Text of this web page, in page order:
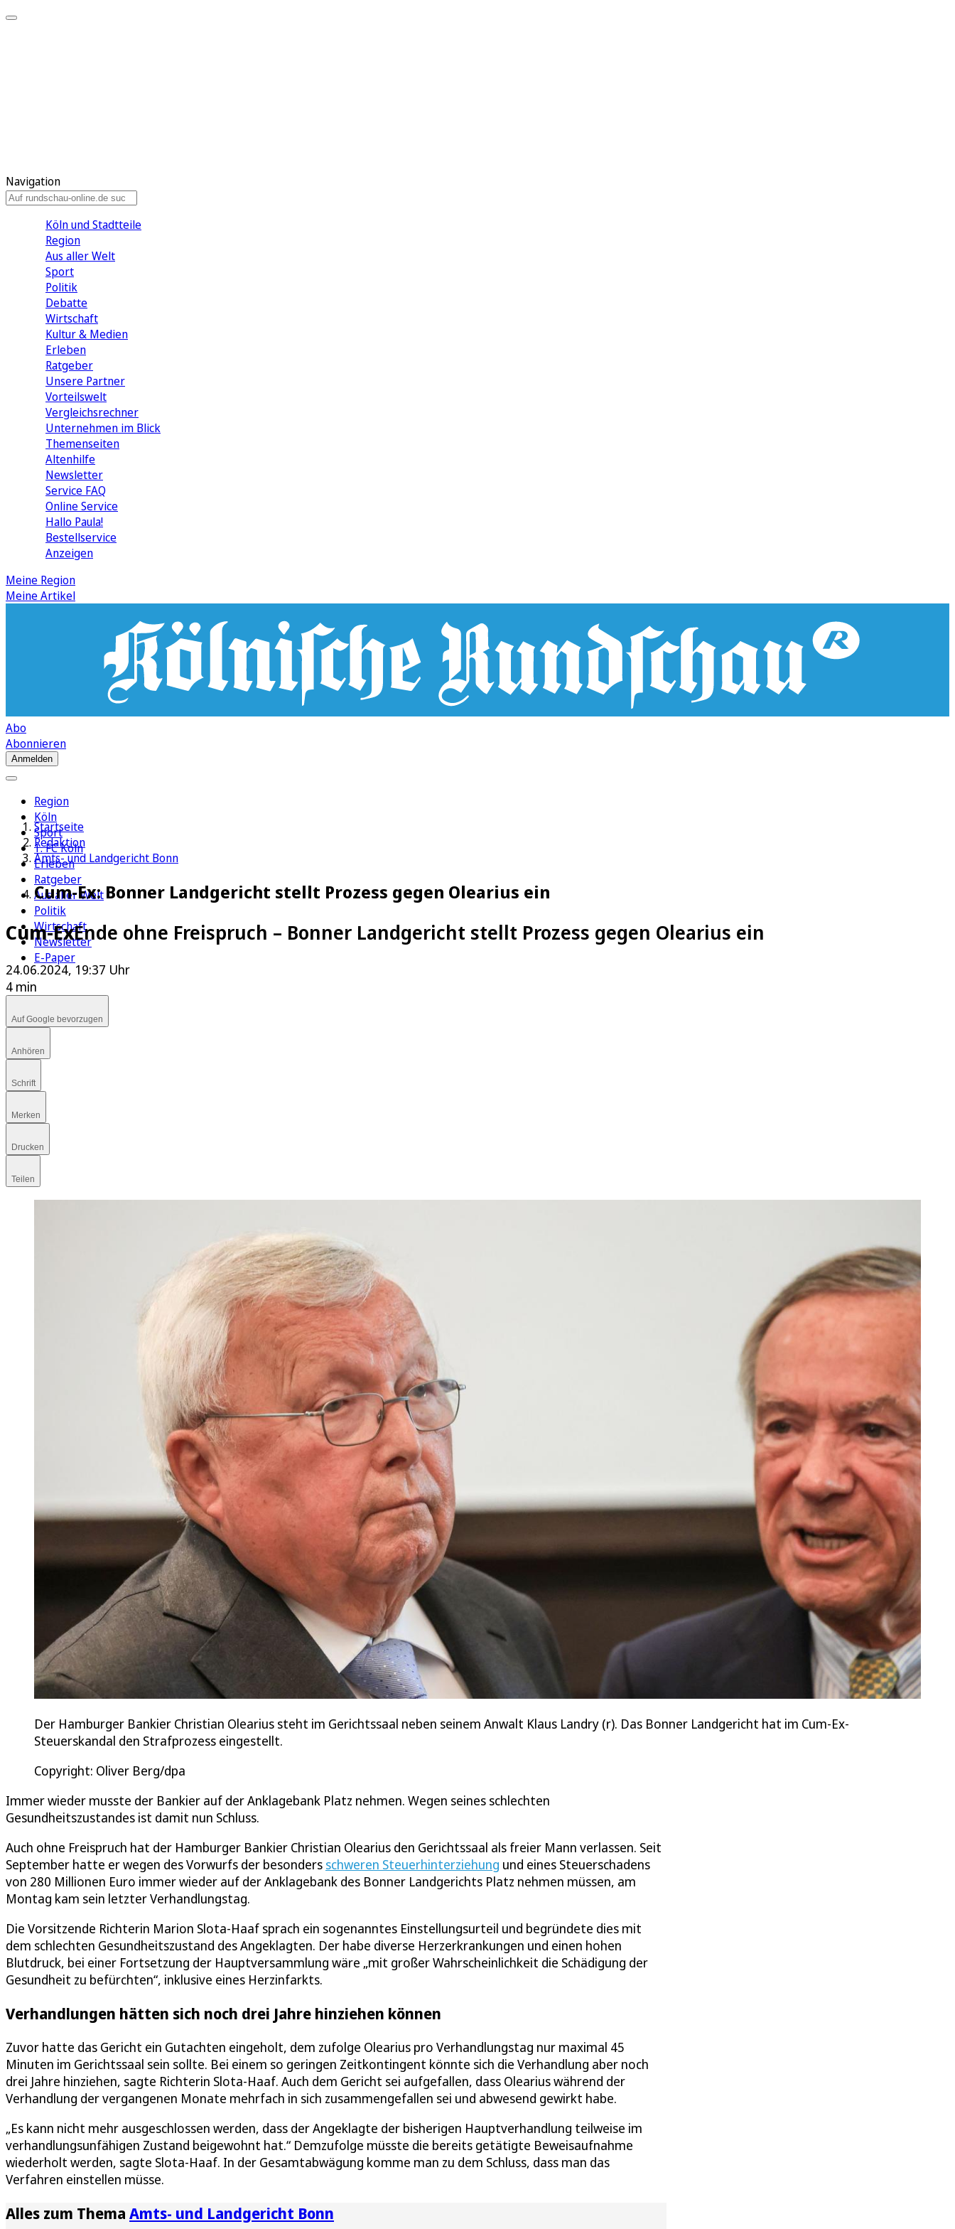
Navigation
Köln und Stadtteile
Region
Aus aller Welt
Sport
Politik
Debatte
Wirtschaft
Kultur & Medien
Erleben
Ratgeber
Unsere Partner
Vorteilswelt
Vergleichsrechner
Unternehmen im Blick
Themenseiten
Altenhilfe
Newsletter
Service FAQ
Online Service
Hallo Paula!
Bestellservice
Anzeigen
Meine Region
Meine Artikel
Abo
Abonnieren
Anmelden
Region
Köln
Sport
1. FC Köln
Erleben
Ratgeber
Aus aller Welt
Politik
Wirtschaft
Newsletter
E-Paper
Startseite
Redaktion
Amts- und Landgericht Bonn
Cum-Ex: Bonner Landgericht stellt Prozess gegen Olearius ein
Cum-ExEnde ohne Freispruch – Bonner Landgericht stellt Prozess gegen Olearius ein
24.06.2024, 19:37 Uhr
4 min
Auf Google bevorzugen
Anhören
Schrift
Merken
Drucken
Teilen
Der Hamburger Bankier Christian Olearius steht im Gerichtssaal neben seinem Anwalt Klaus Landry (r). Das Bonner Landgericht hat im Cum-Ex-
Steuerskandal den Strafprozess eingestellt.
Copyright: Oliver Berg/dpa
Immer wieder musste der Bankier auf der Anklagebank Platz nehmen. Wegen seines schlechten
Gesundheitszustandes ist damit nun Schluss.
Auch ohne Freispruch hat der Hamburger Bankier Christian Olearius den Gerichtssaal als freier Mann verlassen. Seit
September hatte er wegen des Vorwurfs der besonders schweren Steuerhinterziehung und eines Steuerschadens
von 280 Millionen Euro immer wieder auf der Anklagebank des Bonner Landgerichts Platz nehmen müssen, am
Montag kam sein letzter Verhandlungstag.
Die Vorsitzende Richterin Marion Slota-Haaf sprach ein sogenanntes Einstellungsurteil und begründete dies mit
dem schlechten Gesundheitszustand des Angeklagten. Der habe diverse Herzerkrankungen und einen hohen
Blutdruck, bei einer Fortsetzung der Hauptversammlung wäre „mit großer Wahrscheinlichkeit die Schädigung der
Gesundheit zu befürchten“, inklusive eines Herzinfarkts.
Verhandlungen hätten sich noch drei Jahre hinziehen können
Zuvor hatte das Gericht ein Gutachten eingeholt, dem zufolge Olearius pro Verhandlungstag nur maximal 45
Minuten im Gerichtssaal sein sollte. Bei einem so geringen Zeitkontingent könnte sich die Verhandlung aber noch
drei Jahre hinziehen, sagte Richterin Slota-Haaf. Auch dem Gericht sei aufgefallen, dass Olearius während der
Verhandlung der vergangenen Monate mehrfach in sich zusammengefallen sei und abwesend gewirkt habe.
„Es kann nicht mehr ausgeschlossen werden, dass der Angeklagte der bisherigen Hauptverhandlung teilweise im
verhandlungsunfähigen Zustand beigewohnt hat.“ Demzufolge müsste die bereits getätigte Beweisaufnahme
wiederholt werden, sagte Slota-Haaf. In der Gesamtabwägung komme man zu dem Schluss, dass man das
Verfahren einstellen müsse.
Alles zum Thema Amts- und Landgericht Bonn